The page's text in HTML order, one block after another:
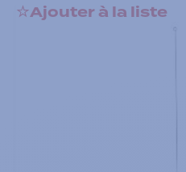
Ajouter à la liste